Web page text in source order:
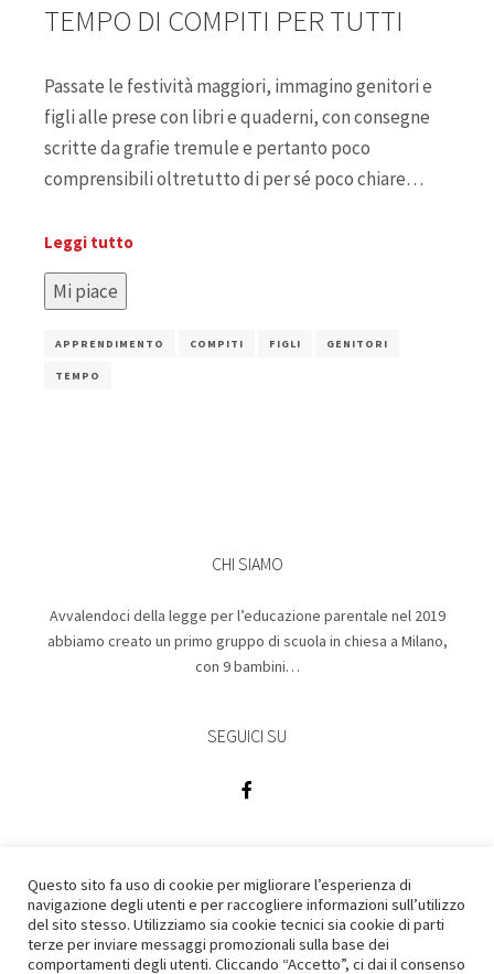
TEMPO DI COMPITI PER TUTTI
Passate le festività maggiori, immagino genitori e
figli alle prese con libri e quaderni, con consegne
scritte da grafie tremule e pertanto poco
comprensibili oltretutto di per sé poco chiare…
Leggi tutto
Mi piace
APPRENDIMENTO COMPITI FIGLI GENITORI
TEMPO
CHI SIAMO
Avvalendoci della legge per l’educazione parentale nel 2019
abbiamo creato un primo gruppo di scuola in chiesa a Milano,
con 9 bambini…
SEGUICI SU
Questo sito fa uso di cookie per migliorare l’esperienza di
navigazione degli utenti e per raccogliere informazioni sull’utilizzo
del sito stesso. Utilizziamo sia cookie tecnici sia cookie di parti
terze per inviare messaggi promozionali sulla base dei
comportamenti degli utenti. Cliccando “Accetto”, ci dai il consenso